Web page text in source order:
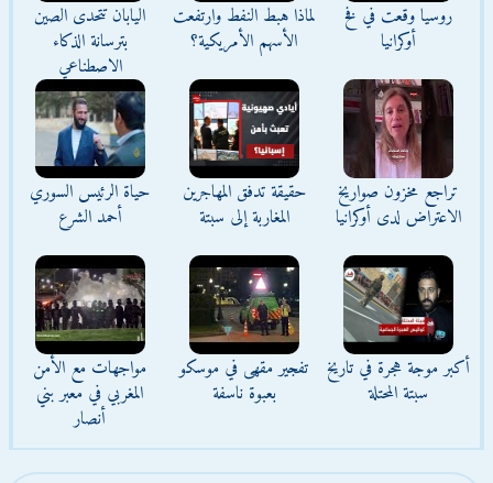
روسيا وقعت في فخ
أوكرانيا
لماذا هبط النفط وارتفعت
الأسهم الأمريكية؟
اليابان تتحدى الصين
بترسانة الذكاء
الاصطناعي
تراجع مخزون صواريخ
الاعتراض لدى أوكرانيا
حقيقة تدفق المهاجرين
المغاربة إلى سبتة
حياة الرئيس السوري
أحمد الشرع
أكبر موجة هجرة في تاريخ
سبتة المحتلة
تفجير مقهى في موسكو
بعبوة ناسفة
مواجهات مع الأمن
المغربي في معبر بني
أنصار